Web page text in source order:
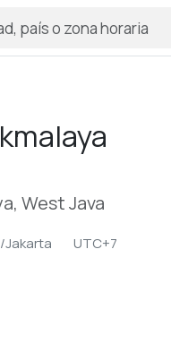
West Java
Jakarta UTC+7